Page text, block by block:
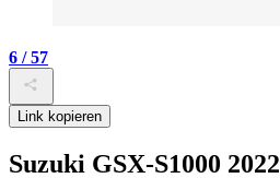
6 / 57
Link kopieren
Suzuki GSX-S1000 2022